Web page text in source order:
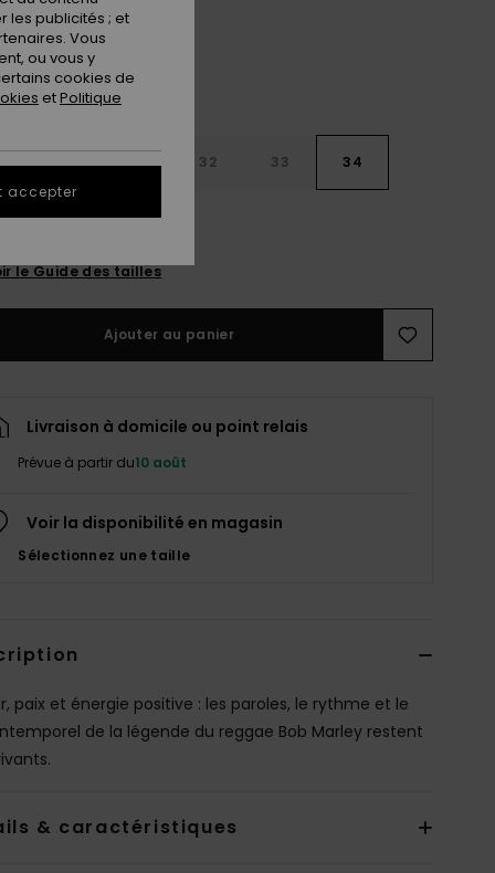
30 31 32 33 34
38 40
le Guide des tailles
Ajouter au panier
Livraison à domicile ou point relais
Prévue à partir du10 août
Voir la disponibilité en magasin
Sélectionnez une taille
paix et énergie positive : les paroles, le rythme et le
de la légende du reggae Bob Marley restent
& caractéristiques
les publicités ; et
Vous
ou vous y
cookies de
etPolitique
accepter